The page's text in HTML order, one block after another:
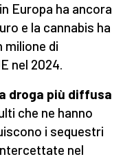
Europa ha ancora
e la cannabis ha
milione di
nel 2024.
droga più diffusa
che ne hanno
i sequestri
nel